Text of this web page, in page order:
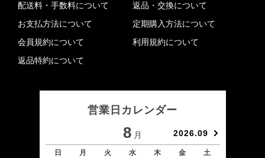
配送料・手数料について
お支払方法について
会員規約について
返品特約について
返品・交換について
定期購入方法について
利用規約について
営業日カレンダー
8 月 2026.09
日 月 火 水 木 金 土